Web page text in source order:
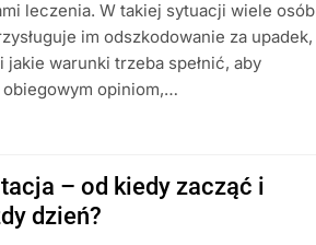
leczenia. W takiej sytuacji wiele osób
im odszkodowanie za upadek,
warunki trzeba spełnić, aby
opiniom,…
– od kiedy zacząć i
dzień?